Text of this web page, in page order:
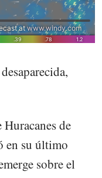
de
en su último
sobre el